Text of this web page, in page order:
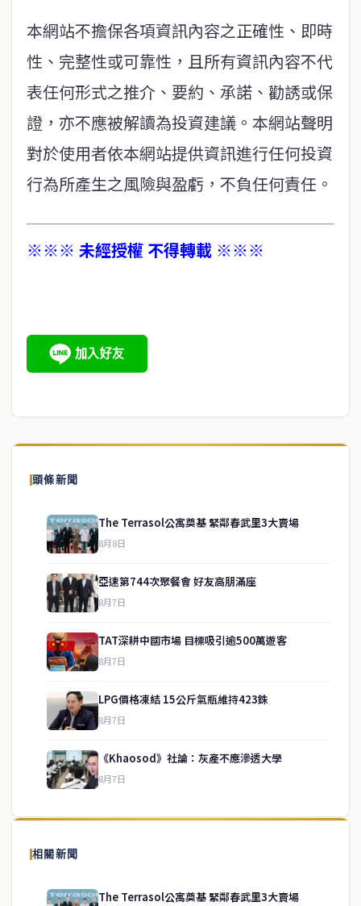
本網站不擔保各項資訊內容之正確性、即時
性、完整性或可靠性，且所有資訊內容不代
表任何形式之推介、要約、承諾、勸誘或保
證，亦不應被解讀為投資建議。本網站聲明
對於使用者依本網站提供資訊進行任何投資
行為所產生之風險與盈虧，不負任何責任。
※※※ 未經授權 不得轉載 ※※※
頭條新聞
The Terrasol公寓奠基 緊鄰春武里3大賣場
8月8日
亞速第744次聚餐會 好友高朋滿座
8月7日
TAT深耕中國市場 目標吸引逾500萬遊客
8月7日
LPG價格凍結 15公斤氣瓶維持423銖
8月7日
《Khaosod》社論：灰產不應滲透大學
8月7日
相關新聞
The Terrasol公寓奠基 緊鄰春武里3大賣場
關於我們
泰國中文新聞（TCN）是一家總部設於曼谷的中文新聞媒體，致力於
供即時、客觀、多元的中文新聞內容。
service@thaichinesenews.com